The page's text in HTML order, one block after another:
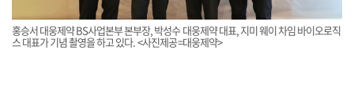
홍승서 대웅제약 BS사업본부 본부장, 박성수 대웅제약 대표, 지미 웨이 차임 바이오로직
스 대표가 기념 촬영을 하고 있다. <사진제공=대웅제약>